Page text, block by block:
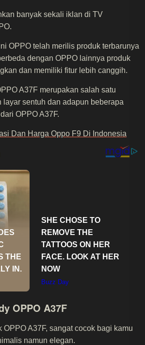
banyak sekali iklan di TV
OPPO telah merilis produk terbarunya
dengan OPPO lainnya produk
dan memiliki fitur lebih canggih.
A37F merupakan salah satu
layar sentuh dan adapun beberapa
OPPO A37F.
Dan Harga Oppo F9 Di Indonesia
OPPO A37F
OPPO A37F, sangat cocok bagi kamu
namun elegan.